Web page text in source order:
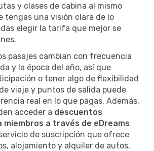
y clases de cabina al mismo
tengas una visión clara de lo
elegir la tarifa que mejor se
pasajes cambian con frecuencia
y la época del año, así que
o tener algo de flexibilidad
viaje y puntos de salida puede
real en lo que pagas. Además,
acceder a descuentos
miembros a través de eDreams
de suscripción que ofrece
alojamiento y alquiler de autos,